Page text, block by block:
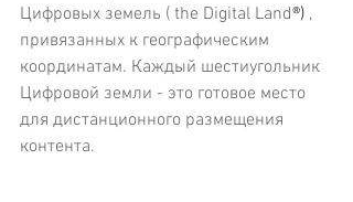
Цифровых земель ( the Digital Land®) ,
привязанных к географическим
координатам. Каждый шестиугольник
Цифровой земли - это готовое место
для дистанционного размещения
контента.